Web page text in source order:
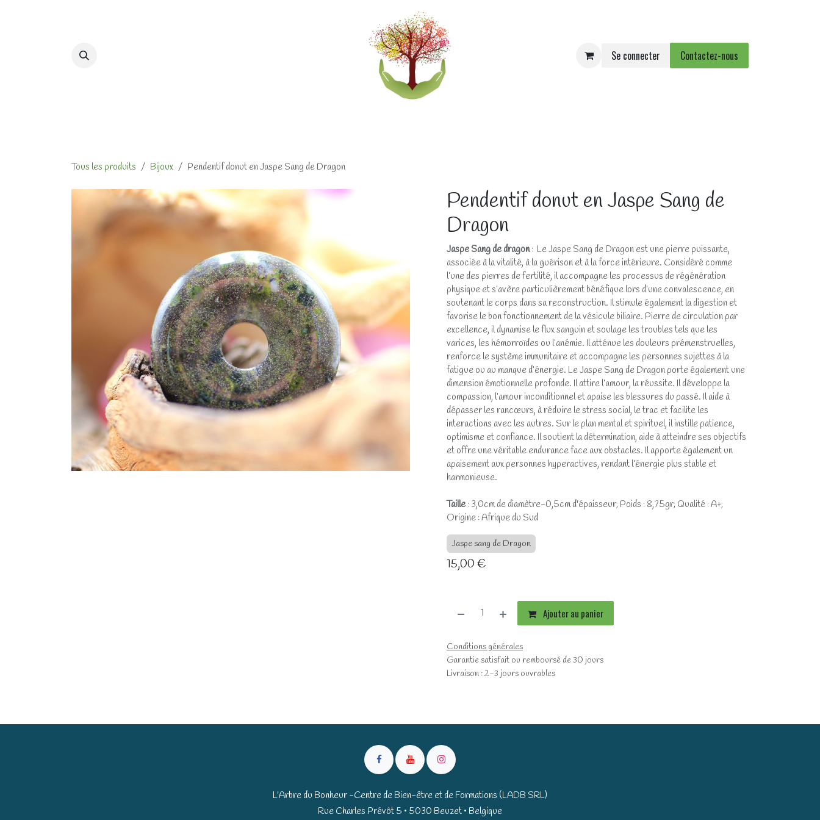
Se connecter Contactez-nous
Tous les produits Bijoux Pendentif donut en Jaspe Sang de Dragon
Pendentif donut en Jaspe Sang de
Dragon
Jaspe Sang de dragon: Le Jaspe Sang de Dragon est une pierre puissante,
associée à la vitalité, à la guérison et à la force intérieure. Considéré comme
l’une des pierres de fertilité, il accompagne les processus de régénération
physique et s’avère particulièrement bénéfique lors d’une convalescence, en
soutenant le corps dans sa reconstruction. Il stimule également la digestion et
favorise le bon fonctionnement de la vésicule biliaire. Pierre de circulation par
excellence, il dynamise le flux sanguin et soulage les troubles tels que les
varices, les hémorroïdes ou l’anémie. Il atténue les douleurs prémenstruelles,
renforce le système immunitaire et accompagne les personnes sujettes à la
fatigue ou au manque d’énergie. Le Jaspe Sang de Dragon porte également une
dimension émotionnelle profonde. Il attire l’amour, la réussite. Il développe la
compassion, l’amour inconditionnel et apaise les blessures du passé. Il aide à
dépasser les rancœurs, à réduire le stress social, le trac et facilite les
interactions avec les autres. Sur le plan mental et spirituel, il instille patience,
optimisme et confiance. Il soutient la détermination, aide à atteindre ses objectifs
et offre une véritable endurance face aux obstacles. Il apporte également un
apaisement aux personnes hyperactives, rendant l’énergie plus stable et
harmonieuse.
Taille : 3,0cm de diamètre-0,5cm d'épaisseur; Poids : 8,75gr; Qualité : A+;
Origine : Afrique du Sud
Jaspe sang de Dragon
15,00€
Ajouter au panier
Conditions générales
Garantie satisfait ou remboursé de 30 jours
Livraison : 2-3 jours ouvrables
L'Arbre du Bonheur -Centre de Bien-être et de Formations (LADB SRL)
Rue Charles Prévôt 5 • 5030 Beuzet • Belgique​​